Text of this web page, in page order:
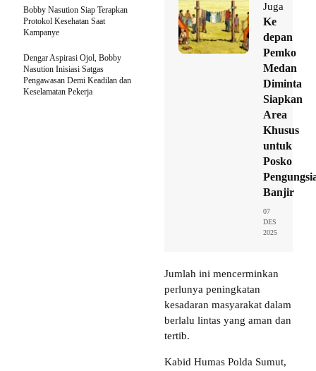
Juga
Ke
depan
Pemko
Medan
Diminta
Siapkan
Area
Khusus
untuk
Posko
Banjir
07
DES
2025
Jumlah ini mencerminkan
perlunya peningkatan
kesadaran masyarakat dalam
berlalu lintas yang aman dan
tertib.
Kabid Humas Polda Sumut,
Bobby Nasution Siap Terapkan
Protokol Kesehatan Saat
Kampanye
Dengar Aspirasi Ojol, Bobby
Nasution Inisiasi Satgas
Pengawasan Demi Keadilan dan
Keselamatan Pekerja